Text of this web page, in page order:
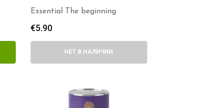
Essential The beginning
€5.90
НЕТ В НАЛИЧИИ